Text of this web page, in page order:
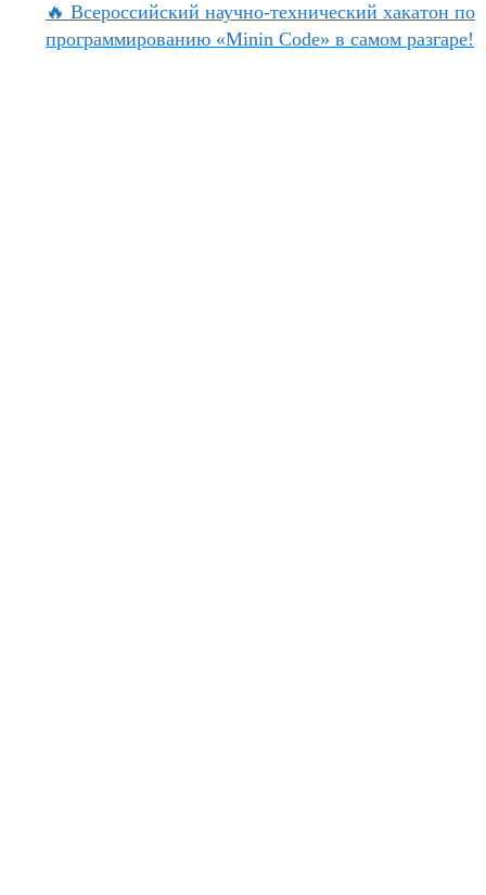
🔥 Всероссийский научно-технический хакатон по
программированию «Minin Code» в самом разгаре!